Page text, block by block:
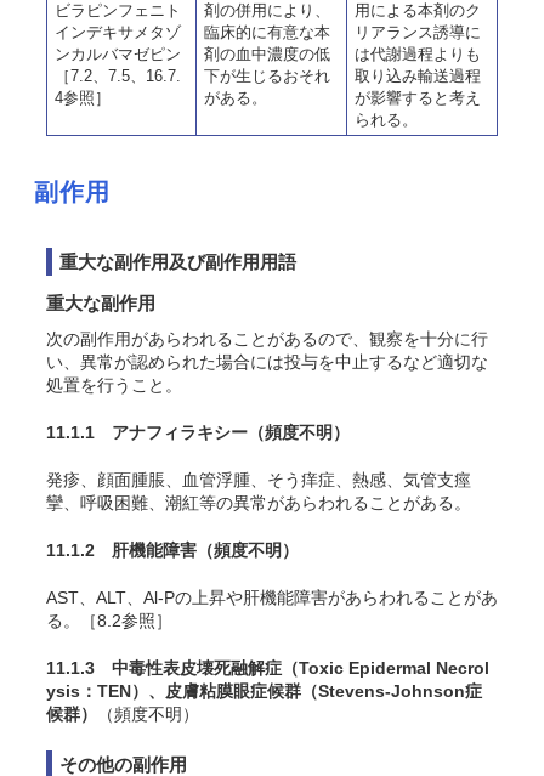
ビラピンフェニト
インデキサメタゾ
ンカルバマゼピン
［7.2、7.5、16.7.
4参照］
剤の併用により、
臨床的に有意な本
剤の血中濃度の低
下が生じるおそれ
がある。
用による本剤のク
リアランス誘導に
は代謝過程よりも
取り込み輸送過程
が影響すると考え
られる。
副作用
重大な副作用及び副作用用語
重大な副作用
次の副作用があらわれることがあるので、観察を十分に行
い、異常が認められた場合には投与を中止するなど適切な
処置を行うこと。
11.1.1 アナフィラキシー （頻度不明）
発疹、顔面腫脹、血管浮腫、そう痒症、熱感、気管支痙
攣、呼吸困難、潮紅等の異常があらわれることがある。
11.1.2 肝機能障害 （頻度不明）
AST、ALT、Al-Pの上昇や肝機能障害があらわれることがあ
る。［8.2参照］
11.1.3 中毒性表皮壊死融解症（Toxic Epidermal Necrol
ysis：TEN）、皮膚粘膜眼症候群（Stevens-Johnson症
候群）
（頻度不明）
その他の副作用